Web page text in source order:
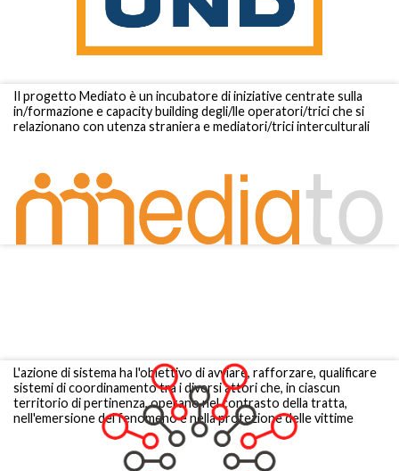
Il progetto Mediato è un incubatore di iniziative centrate sulla
in/formazione e capacity building degli/lle operatori/trici che si
relazionano con utenza straniera e mediatori/trici interculturali
L'azione di sistema ha l'obiettivo di avviare, rafforzare, qualificare
sistemi di coordinamento tra i diversi attori che, in ciascun
territorio di pertinenza, operano nel contrasto della tratta,
nell'emersione del fenomeno e nella protezione delle vittime